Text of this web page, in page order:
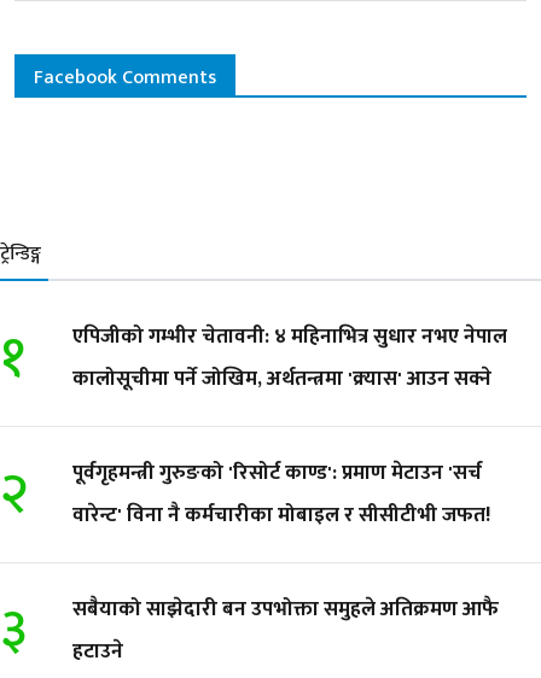
Facebook Comments
ट्रेन्डिङ्ग
१
एपिजीको गम्भीर चेतावनी: ४ महिनाभित्र सुधार नभए नेपाल
कालोसूचीमा पर्ने जोखिम, अर्थतन्त्रमा 'क्र्यास' आउन सक्ने
२
पूर्वगृहमन्त्री गुरुङको 'रिसोर्ट काण्ड': प्रमाण मेटाउन 'सर्च
वारेन्ट' विना नै कर्मचारीका मोबाइल र सीसीटीभी जफत!
३
सबैयाको साझेदारी बन उपभोक्ता समुहले अतिक्रमण आफै
हटाउने